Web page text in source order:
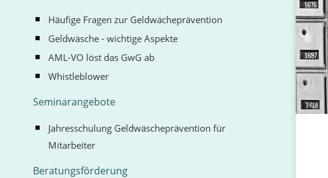
Häufige Fragen zur Geldwächeprävention
Geldwäsche - wichtige Aspekte
AML-VO löst das GwG ab
Whistleblower
Seminarangebote
Jahresschulung Geldwäscheprävention für
Mitarbeiter
Beratungsförderung